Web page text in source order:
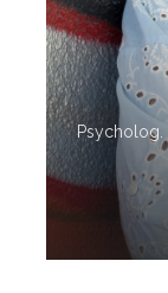
Psycholog.